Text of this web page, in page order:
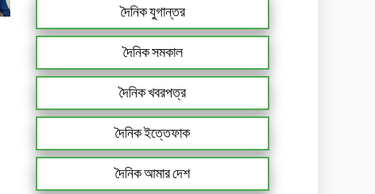
দৈনিক যুগান্তর
দৈনিক সমকাল
দৈনিক খবরপত্র
দৈনিক ইত্তেফাক
দৈনিক আমার দেশ